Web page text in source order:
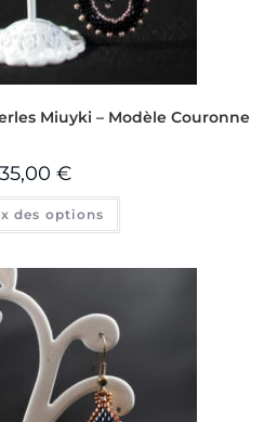
Miuyki – Modèle Couronne
35,00 €
des options